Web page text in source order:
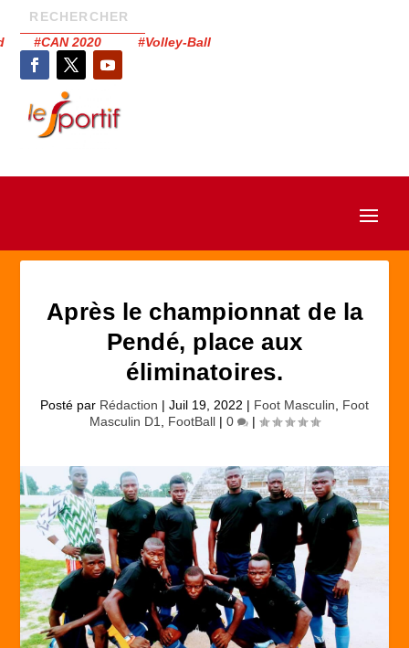
#CAN 2020 #Volley-Ball
Après le championnat de la
Pendé, place aux
éliminatoires.
Posté par Rédaction | Juil 19, 2022 | Foot Masculin
Foot
Masculin D1
FootBall | 0 |